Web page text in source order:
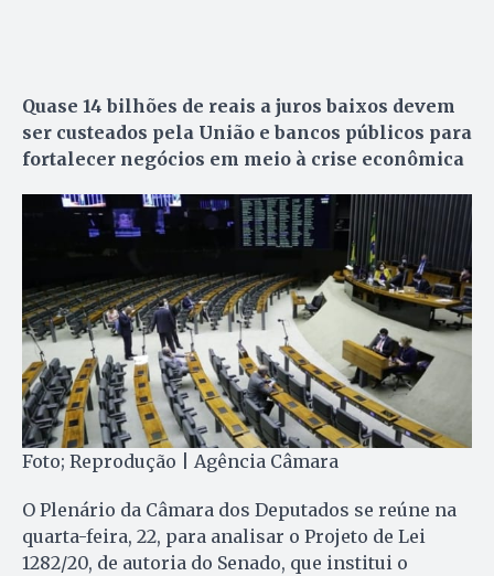
Quase 14 bilhões de reais a juros baixos devem
ser custeados pela União e bancos públicos para
fortalecer negócios em meio à crise econômica
Foto; Reprodução | Agência Câmara
O Plenário da Câmara dos Deputados se reúne na
quarta-feira, 22, para analisar o Projeto de Lei
1282/20, de autoria do Senado, que institui o